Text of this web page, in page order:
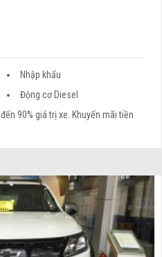
Nhập khẩu
Động cơ Diesel
90% giá trị xe. Khuyến mãi tiền